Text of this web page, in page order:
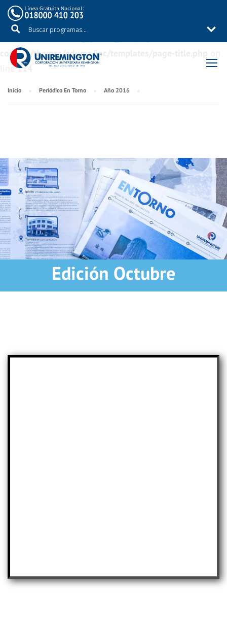
Warning
: Trying to access array offset on value of type
content/themes/eduma/inc/templates/page-title.php
line114
Inicio Periódico En Torno Año 2016
Edición Octubre